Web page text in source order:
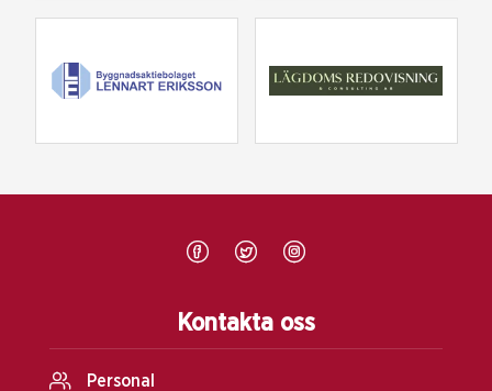
Kontakta oss
Personal